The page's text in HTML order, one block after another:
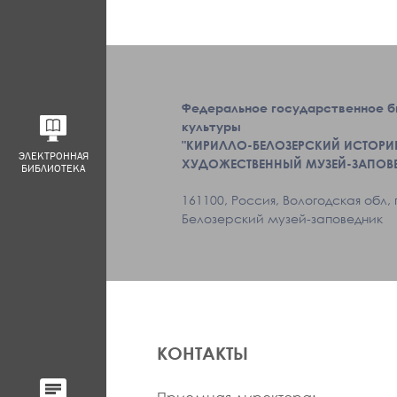
ЭЛЕКТРОННАЯ
БИБЛИОТЕКА
Федеральное государственное
культуры
"КИРИЛЛО-БЕЛОЗЕРСКИЙ
ХУДОЖЕСТВЕННЫЙ МУЗЕЙ-
161100, Россия, Вологодская
Белозерский музей-заповедник
КОНТАКТЫ